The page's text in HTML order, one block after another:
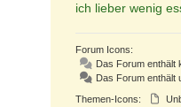
ich lieber wenig
Forum Icons:
Das Forum enthält
Das Forum enthält
Themen-Icons: